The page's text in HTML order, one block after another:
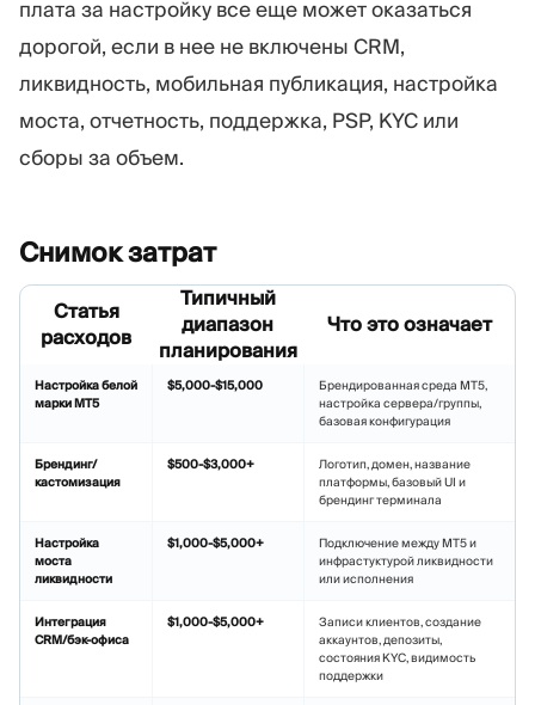
плата за настройку все еще может оказаться
дорогой, если в нее не включены CRM,
ликвидность, мобильная публикация, настройка
моста, отчетность, поддержка, PSP, KYC или
сборы за объем.
Снимокзатрат
Статья
расходов
Типичный
диапазон
планирования
Что это означает
Настройка белой
марки MT5
$5,000-$15,000
Брендированная среда MT5,
настройка сервера/группы,
базовая конфигурация
Брендинг/
кастомизация
$500-$3,000+
Логотип, домен, название
платформы, базовый UI и
брендинг терминала
Настройка
моста
ликвидности
$1,000-$5,000+
Подключение между MT5 и
инфрастуктурой ликвидности
или исполнения
Интеграция
CRM/бэк-офиса
$1,000-$5,000+
Записи клиентов, создание
аккаунтов, депозиты,
состояния KYC, видимость
поддержки